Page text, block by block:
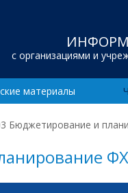
с организациями и
материалы
Бюджетирование и